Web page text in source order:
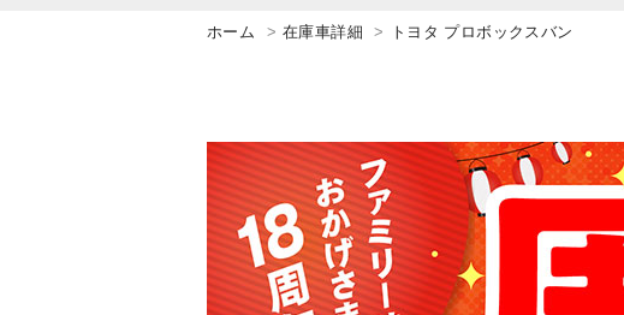
ホーム 在庫車詳細 トヨタ プロボックスバン